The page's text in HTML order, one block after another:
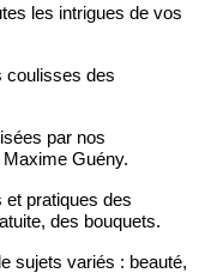
les intrigues de vos
coulisses des
par nos
Guény.
pratiques des
des bouquets.
sujets variés : beauté,